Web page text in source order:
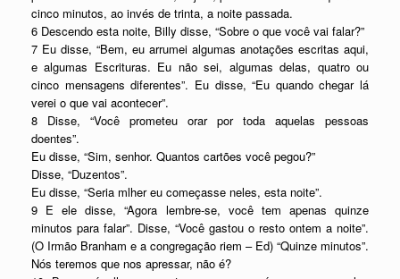
cinco minutos, ao invés de trinta, a noite passada.
6 Descendo esta noite, Billy disse, “Sobre o que você vai falar?”
7 Eu disse, “Bem, eu arrumei algumas anotações escritas aqui,
e algumas Escrituras. Eu não sei, algumas delas, quatro ou
cinco mensagens diferentes”. Eu disse, “Eu quando chegar lá
verei o que vai acontecer”.
8 Disse, “Você prometeu orar por toda aquelas pessoas
doentes”.
Eu disse, “Sim, senhor. Quantos cartões você pegou?”
Disse, “Duzentos”.
Eu disse, “Seria mlher eu começasse neles, esta noite”.
9 E ele disse, “Agora lembre-se, você tem apenas quinze
minutos para falar”. Disse, “Você gastou o resto ontem a noite”.
(O Irmão Branham e a congregação riem – Ed) “Quinze minutos”.
Nós teremos que nos apressar, não é?